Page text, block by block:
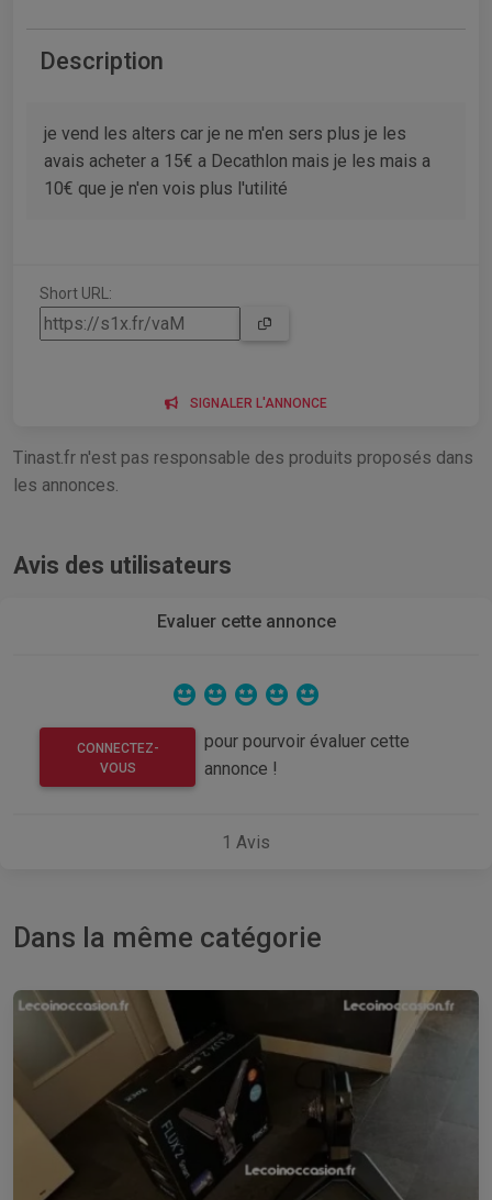
Description
je vend les alters car je ne m'en sers plus je les
avais acheter a 15€ a Decathlon mais je les mais a
10€ que je n'en vois plus l'utilité
Short URL:
SIGNALER L'ANNONCE
Tinast.fr n'est pas responsable des produits proposés dans
les annonces.
Avis des utilisateurs
Evaluer cette annonce
CONNECTEZ-
VOUS
pour pourvoir évaluer cette
annonce !
1 Avis
Dans la même catégorie